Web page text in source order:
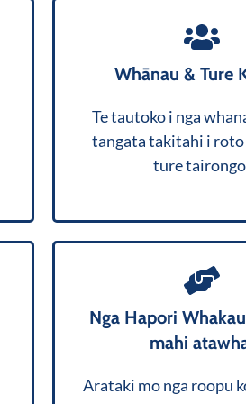
Whānau & Ture
Te tautoko i nga
tangata takitahi i roto
ture
Mai i nga take rawa
, whakarato matou
mātanga, tautoko a-ture
ki to ahuatanga.
Nga Hapori
mahi
Arataki mo nga roopu
tautukunga, me te mana
mo nga hapori
whakahaere atawhai, te
tutuki to hinonga